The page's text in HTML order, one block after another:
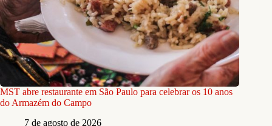
MST abre restaurante em São Paulo para celebrar os 10 anos
do Armazém do Campo
7 de agosto de 2026